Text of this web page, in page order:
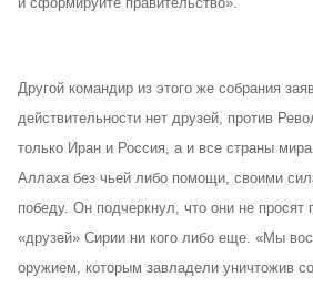
Другой командир из этого же собрания
действительности нет друзей, против
только Иран и Россия, а и все страны
Аллаха без чьей либо помощи, своими
победу. Он подчеркнул, что они не
«друзей» Сирии ни кого либо еще. «Мы
оружием, которым завладели уничтожив